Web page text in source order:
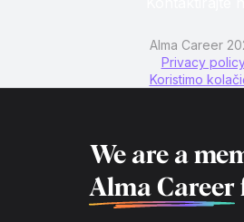
Alma Career
Privacy
Koristimo
We are a
Alma Career